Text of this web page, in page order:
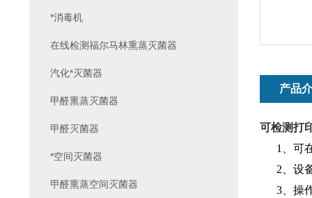
产品
可检测打
1、可在
2、设备
3、操作
*消毒机
在线检测福尔马林熏蒸灭菌器
汽化*灭菌器
甲醛熏蒸灭菌器
甲醛灭菌器
*空间灭菌器
甲醛熏蒸空间灭菌器